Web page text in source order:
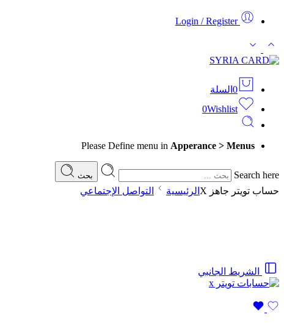
Login / Register
0 السلة
0Wishlist
Please Define menu in Apperance > Menus
Search here بحث
حساب تويتر جاهز X الرئيسية التواصل الإجتماعي
الشريط الجانبي